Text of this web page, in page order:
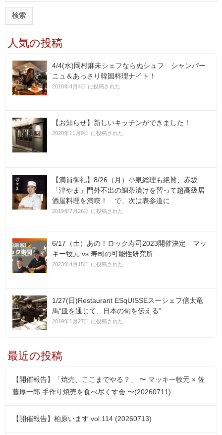
:
人気の投稿
4/4(水)岡村麻未シェフならぬシュフ シャンパー
ニュ＆あっさり韓国料理ナイト！
2018年4月4日 に投稿された
【お知らせ】新しいキッチンができました！
2020年11月9日 に投稿された
【満員御礼】8/26（月）小泉総理も絶賛、赤坂
「津やま」門外不出の鯛茶漬けを習って超高級居
酒屋料理を満喫！ で、次は表参道に
2019年7月26日 に投稿された
6/17（土）あの！ロック寿司2023開催決定 マッ
キー牧元 vs 寿司の可能性研究所
2023年4月15日 に投稿された
1/27(日)Restaurant ESqUISSEスーシェフ信太竜
馬“皿を通じて、日本の旬を伝える”
2019年1月27日 に投稿された
最近の投稿
【開催報告】「焼売、ここまでやる？」 〜 マッキー牧元 × 佐
藤厚一郎 手作り焼売を食べ尽くす会 〜(20260711)
【開催報告】柏原います vol.114 (20260713)